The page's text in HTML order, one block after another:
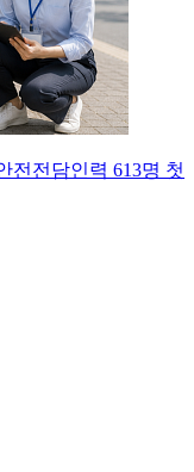
전전담인력 613명 첫